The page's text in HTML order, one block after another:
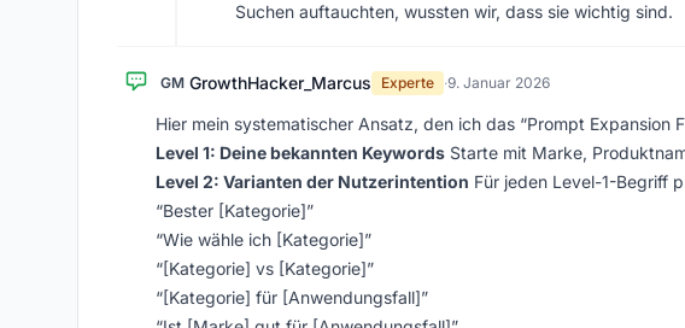
Suchen auftauchten, wussten wir, dass sie wichtig sind.
GM GrowthHacker_Marcus Experte ·9. Januar 2026
Hier mein systematischer Ansatz, den ich das “Prompt Expansion
Level 1: Deine bekannten Keywords Starte mit Marke,
Level 2: Varianten der Nutzerintention Für jeden Level-1-Begriff
“Bester [Kategorie]”
“Wie wähle ich [Kategorie]”
“[Kategorie] vs [Kategorie]”
“[Kategorie] für [Anwendungsfall]”